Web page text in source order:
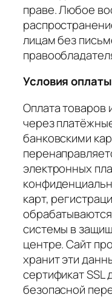
праве. Любое
лицам без
Условия оплаты
Оплата товаров
через
банковскими
электронных
карт,
системы в
центре. Сайт
хранит эти
сертификат SSL
безопасной